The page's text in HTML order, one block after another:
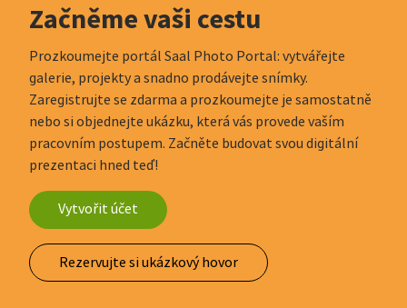
Začněme vaši cestu
Prozkoumejte portál Saal Photo Portal: vytvářejte
galerie, projekty a snadno prodávejte snímky.
Zaregistrujte se zdarma a prozkoumejte je samostatně
nebo si objednejte ukázku, která vás provede vaším
pracovním postupem. Začněte budovat svou digitální
prezentaci hned teď!
Vytvořit účet
Rezervujte si ukázkový hovor